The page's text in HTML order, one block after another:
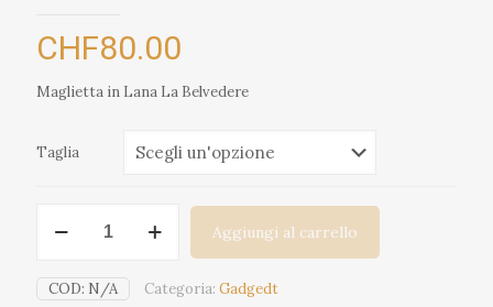
CHF80.00
Maglietta in Lana La Belvedere
Taglia
L'Elvetica
quantità
Aggiungi al carrello
COD: N/A Categoria: Gadgedt